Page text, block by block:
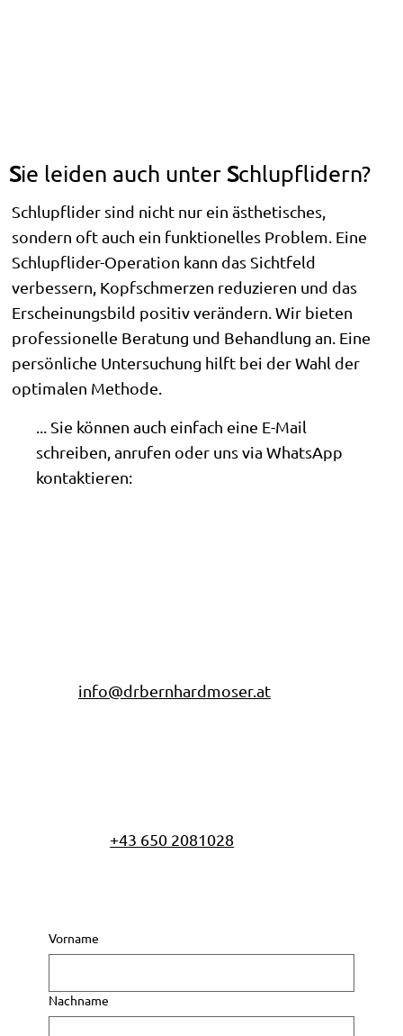
Sie leiden auch unterSchlupflidern?
Schlupflider sind nicht nur ein ästhetisches,
sondern oft auch ein funktionelles Problem. Eine
Schlupflider-Operation kann das Sichtfeld
verbessern, Kopfschmerzen reduzieren und das
Erscheinungsbild positiv verändern. Wir bieten
professionelle Beratung und Behandlung an. Eine
persönliche Untersuchung hilft bei der Wahl der
optimalen Methode.
Vorname
Nachname
... Sie können auch einfach eine E-Mail
schreiben, anrufen oder uns via WhatsApp
kontaktieren:
info@drbernhardmoser.at
+43 650 2081028